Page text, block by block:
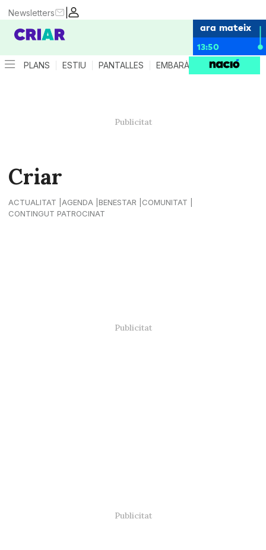
|
Newsletters
ara mateix
13:50
PLANS ESTIU PANTALLES EMBARÀS CRIANÇA
Criar
ACTUALITAT AGENDA BENESTAR
COMUNITAT
CONTINGUT PATROCINAT